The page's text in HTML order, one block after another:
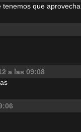
tenemos que
a las 09:08